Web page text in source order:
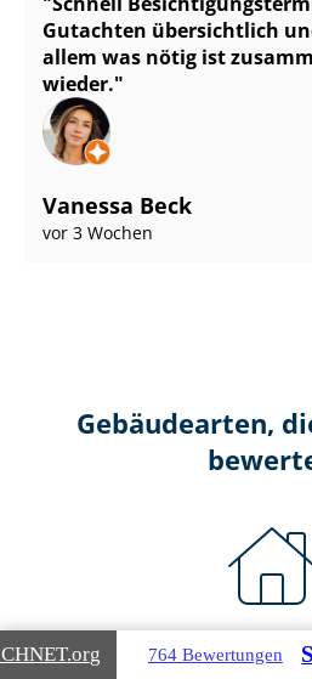
Gutachten übersichtlich
allem was nötig ist
wieder.
Vanessa Beck
vor 3 Wochen
Gebäudearten,
.org 764 Bewertungen